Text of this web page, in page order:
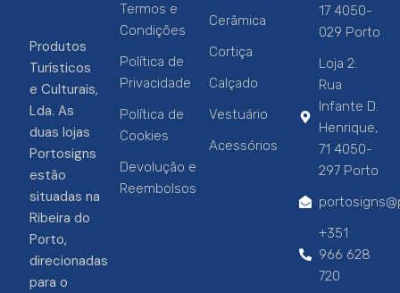
Produtos
Turísticos
e Culturais,
Lda. As
duas lojas
Portosigns
estão
situadas na
Ribeira do
Porto,
direcionadas
para o
Termos e
Condições
Política de
Privacidade
Política de
Cookies
Devolução e
Reembolsos
Cerâmica
Cortiça
Calçado
Vestuário
Acessórios
17 4050-
029 Porto
Loja 2:
Rua
Infante D.
Henrique,
71 4050-
297 Porto
+351
966 628
720